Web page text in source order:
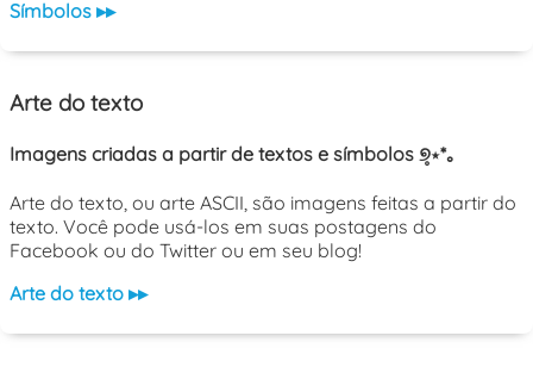
Símbolos ▸▸
Arte do texto
Imagens criadas a partir de textos e símbolos ୭̥⋆*｡
Arte do texto, ou arte ASCII, são imagens feitas a partir do
texto. Você pode usá-los em suas postagens do
Facebook ou do Twitter ou em seu blog!
Arte do texto ▸▸